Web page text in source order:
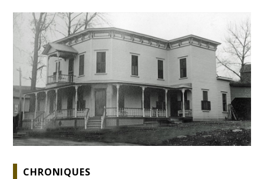
CHRONIQUES